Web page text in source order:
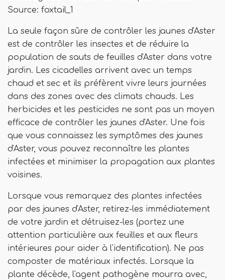
Source: foxtail_1
La seule façon sûre de contrôler les jaunes d'Aster
est de contrôler les insectes et de réduire la
population de sauts de feuilles d'Aster dans votre
jardin. Les cicadelles arrivent avec un temps
chaud et sec et ils préfèrent vivre leurs journées
dans des zones avec des climats chauds. Les
herbicides et les pesticides ne sont pas un moyen
efficace de contrôler les jaunes d'Aster. Une fois
que vous connaissez les symptômes des jaunes
d'Aster, vous pouvez reconnaître les plantes
infectées et minimiser la propagation aux plantes
voisines.
Lorsque vous remarquez des plantes infectées
par des jaunes d'Aster, retirez-les immédiatement
de votre jardin et détruisez-les (portez une
attention particulière aux feuilles et aux fleurs
intérieures pour aider à l'identification). Ne pas
composter de matériaux infectés. Lorsque la
plante décède, l'agent pathogène mourra avec,